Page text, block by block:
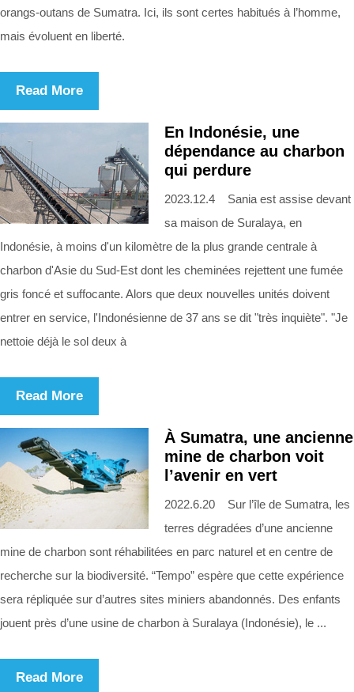
orangs-outans de Sumatra. Ici, ils sont certes habitués à l’homme,
mais évoluent en liberté.
Read More
En Indonésie, une
dépendance au charbon
qui perdure
2023.12.4 Sania est assise devant
sa maison de Suralaya, en
Indonésie, à moins d'un kilomètre de la plus grande centrale à
charbon d'Asie du Sud-Est dont les cheminées rejettent une fumée
gris foncé et suffocante. Alors que deux nouvelles unités doivent
entrer en service, l'Indonésienne de 37 ans se dit "très inquiète". "Je
nettoie déjà le sol deux à
Read More
À Sumatra, une ancienne
mine de charbon voit
l’avenir en vert
2022.6.20 Sur l’île de Sumatra, les
terres dégradées d’une ancienne
mine de charbon sont réhabilitées en parc naturel et en centre de
recherche sur la biodiversité. “Tempo” espère que cette expérience
sera répliquée sur d’autres sites miniers abandonnés. Des enfants
jouent près d’une usine de charbon à Suralaya (Indonésie), le ...
Read More